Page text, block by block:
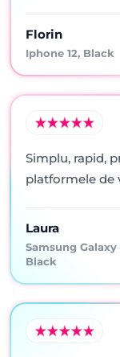
Florin
Iphone 12, Black
Simplu, rapid,
platformele de
Laura
Samsung Galaxy
Black